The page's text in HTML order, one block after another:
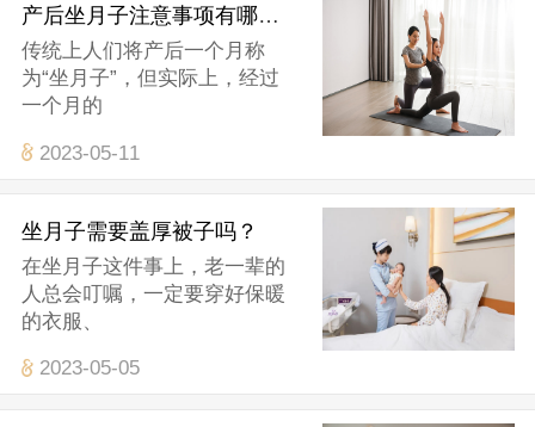
产后坐月子注意事项有哪些？
传统上人们将产后一个月称
为“坐月子”，但实际上，经过
一个月的
2023-05-11
坐月子需要盖厚被子吗？
在坐月子这件事上，老一辈的
人总会叮嘱，一定要穿好保暖
的衣服、
2023-05-05